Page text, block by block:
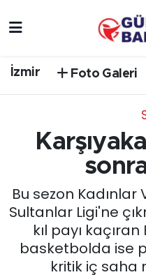
İzmir Foto Galeri
Bu sezon Kadınlar
Sultanlar Ligi'ne
kıl payı
basketbolda ise
kritik iç saha
EĞİTİM
EKONOMİ
English News
Süper Lig Puan
Tüm Manşetler
Son Dakika
Haber Arşivi